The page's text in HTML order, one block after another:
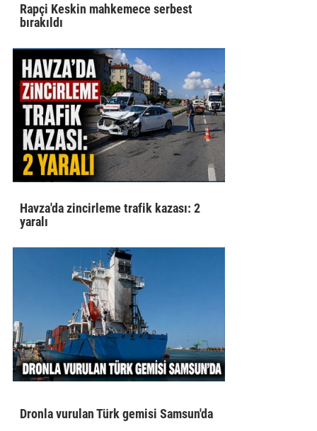
Rapçi Keskin mahkemece serbest
bırakıldı
Havza'da zincirleme trafik kazası: 2
yaralı
Dronla vurulan Türk gemisi Samsun'da